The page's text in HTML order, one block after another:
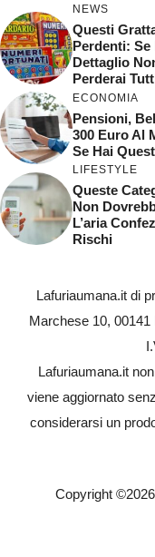
NEWS
Questi
Perdenti:
Dettaglio
Perderai
ECONOMIA
Pensioni,
300 Euro Al
Se Hai
LIFESTYLE
Queste
Non
L’aria
Rischi
Lafuriaumana.it di
Marchese 10,
Lafuriaumana.it
viene aggiornato
considerarsi un
Copyright